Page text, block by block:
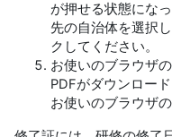
が押せる状態にな
先の自治体を選択
クしてください。
お使いのブラウザ
PDFがダウンロー
お使いのブラウザ